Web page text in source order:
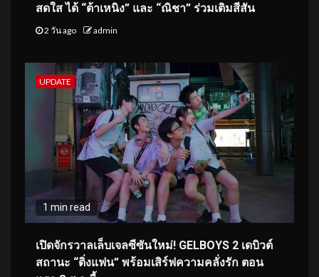
สดใส ได้ “ต้าเหนิง” และ “ณิชา” ร่วมเติมสีสัน
2 วัน ago admin
UPDATE
1 min read
เปิดจักรวาลเล็บเจลซีซันใหม่! GELBOYS 2 เดบิวต์
สถานะ “ติ่งแฟน” พร้อมเสิร์ฟความคลั่งรัก ตอน